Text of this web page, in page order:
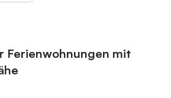
Ferienwohnungen mit